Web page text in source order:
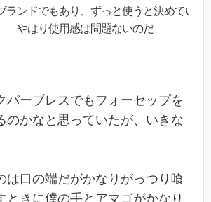
ンドでもあり、ずっと使うと決めてい
やはり使用感は問題ないのだ
バーブレスでもフォーセップを
のかなと思っていたが、いきな
は口の端だがかなりがっつり喰
ときに僕の手とアマゴがかなり